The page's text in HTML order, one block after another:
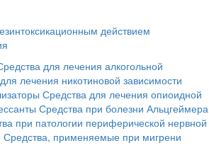
действием
для лечения алкогольной
лечения никотиновой зависимости
Средства для лечения опиоидной
Средства при болезни Альцгеймера
при патологии периферической нервной
Средства, применяемые при мигрени